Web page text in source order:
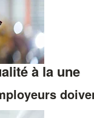
à la une